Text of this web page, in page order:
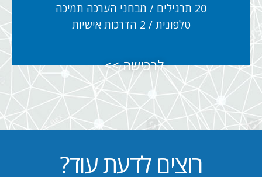
20 תרגילים / מבחני הערכה תמיכה
טלפונית / 2 הדרכות אישיות
לרכישה >>
רוצים לדעת עוד?